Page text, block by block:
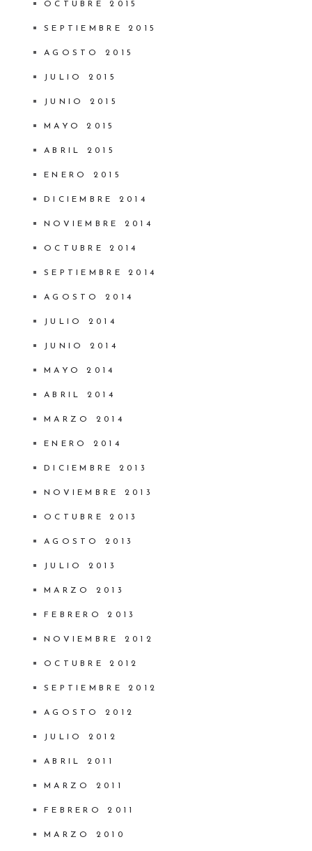
OCTUBRE 2015
SEPTIEMBRE 2015
AGOSTO 2015
JULIO 2015
JUNIO 2015
MAYO 2015
ABRIL 2015
ENERO 2015
DICIEMBRE 2014
NOVIEMBRE 2014
OCTUBRE 2014
SEPTIEMBRE 2014
AGOSTO 2014
JULIO 2014
JUNIO 2014
MAYO 2014
ABRIL 2014
MARZO 2014
ENERO 2014
DICIEMBRE 2013
NOVIEMBRE 2013
OCTUBRE 2013
AGOSTO 2013
JULIO 2013
MARZO 2013
FEBRERO 2013
NOVIEMBRE 2012
OCTUBRE 2012
SEPTIEMBRE 2012
AGOSTO 2012
JULIO 2012
ABRIL 2011
MARZO 2011
FEBRERO 2011
MARZO 2010